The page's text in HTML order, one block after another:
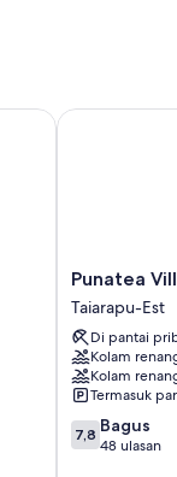
Punatea
Village
Taiarapu-
Est
Punatea
Taiarapu-Est
Di pantai
Kolam
Kolam
Termasuk
7.8
dari
7,8 Bagus
48 ulasan
Punatea Village